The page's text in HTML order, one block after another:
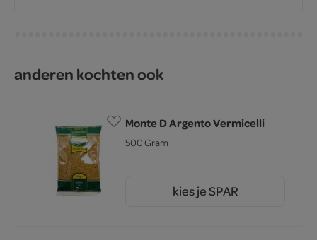
anderen kochten ook
Monte D Argento Vermicelli
500 Gram
kies je SPAR